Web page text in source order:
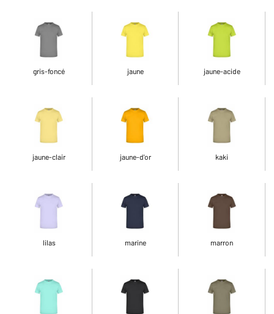
gris-foncé jaune jaune-acide
jaune-clair jaune-d'or kaki
lilas marine marron